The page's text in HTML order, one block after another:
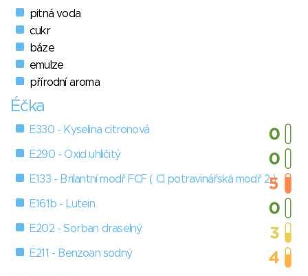
pitná voda
cukr
báze
emulze
přírodní aroma
Éčka
E330 - Kyselina citronová
E290 - Oxid uhličitý
E133 - Brilantní modř FCF ( Cl potravinářská modř 2 )
E161b - Lutein
E202 - Sorban draselný
E211 - Benzoan sodný